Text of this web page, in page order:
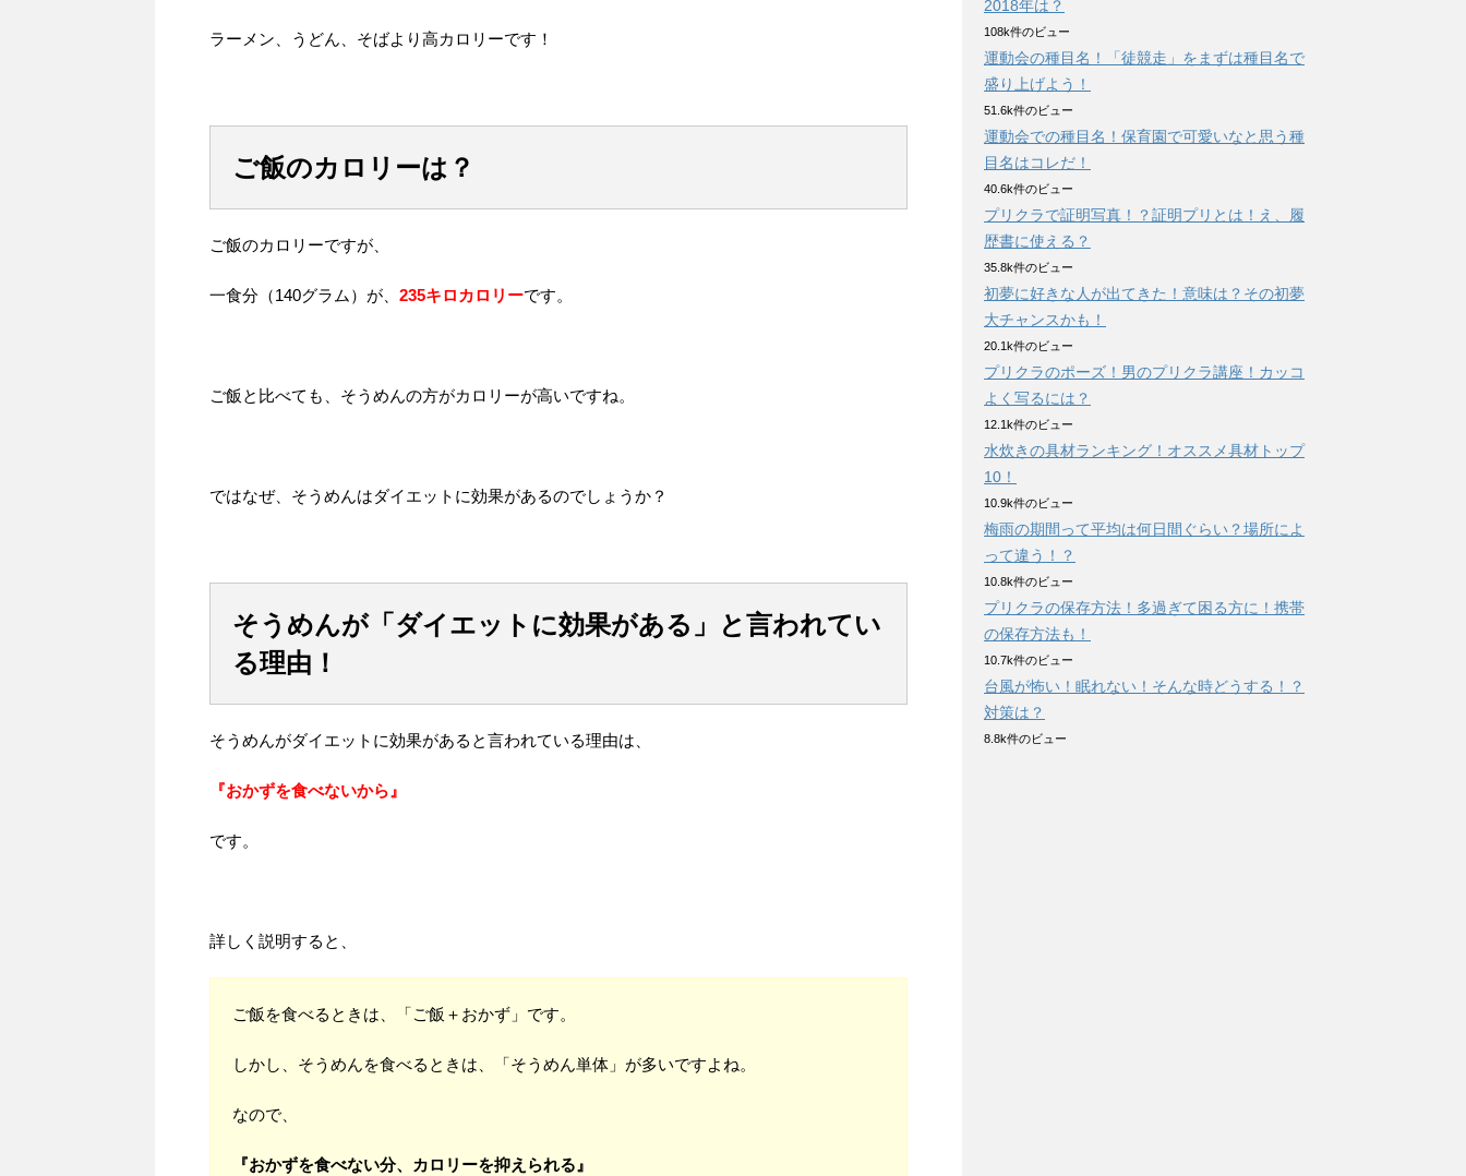
ラーメン、うどん、そばより高カロリーです！
ご飯のカロリーは？
ご飯のカロリーですが、
一食分（140グラム）が、 235キロカロリーです。
ご飯と比べても、そうめんの方がカロリーが高いですね。
ではなぜ、そうめんはダイエットに効果があるのでしょうか？
そうめんが「ダイエットに効果がある」と言われてい
る理由！
そうめんがダイエットに効果があると言われている理由は、
『おかずを食べないから』
です。
詳しく説明すると、
ご飯を食べるときは、「ご飯＋おかず」です。
しかし、そうめんを食べるときは、「そうめん単体」が多いですよね。
なので、
『おかずを食べない分、カロリーを抑えられる』
2018年は？
108k件のビュー
運動会の種目名！「徒競走」をまずは種目名で
盛り上げよう！
51.6k件のビュー
運動会での種目名！保育園で可愛いなと思う種
目名はコレだ！
40.6k件のビュー
プリクラで証明写真！？証明プリとは！え、履
歴書に使える？
35.8k件のビュー
初夢に好きな人が出てきた！意味は？その初夢
大チャンスかも！
20.1k件のビュー
プリクラのポーズ！男のプリクラ講座！カッコ
よく写るには？
12.1k件のビュー
水炊きの具材ランキング！オススメ具材トップ
10！
10.9k件のビュー
梅雨の期間って平均は何日間ぐらい？場所によ
って違う！？
10.8k件のビュー
プリクラの保存方法！多過ぎて困る方に！携帯
の保存方法も！
10.7k件のビュー
台風が怖い！眠れない！そんな時どうする！？
対策は？
8.8k件のビュー